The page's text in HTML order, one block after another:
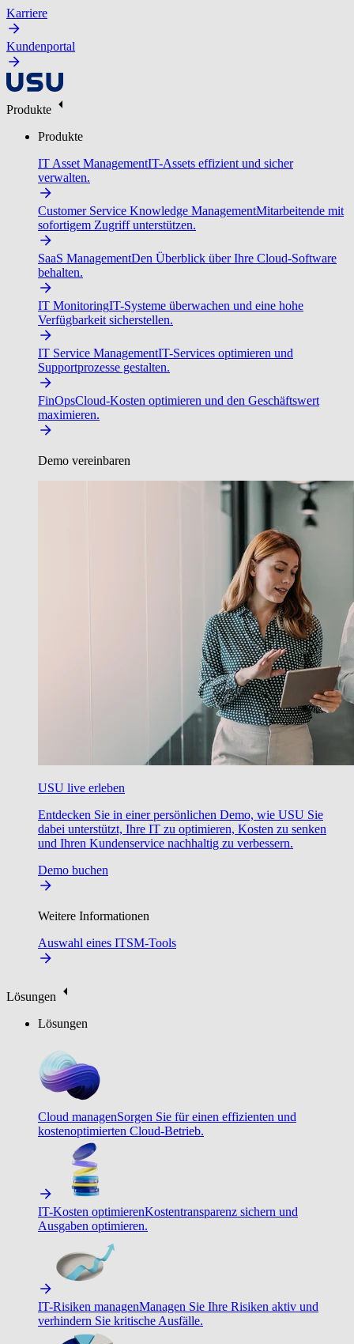
Karriere
Kundenportal
Produkte
Produkte
IT Asset ManagementIT-Assets effizient und sicher
verwalten.
Customer Service Knowledge ManagementMitarbeitende mit
sofortigem Zugriff unterstützen.
SaaS ManagementDen Überblick über Ihre Cloud-Software
behalten.
IT MonitoringIT-Systeme überwachen und eine hohe
Verfügbarkeit sicherstellen.
IT Service ManagementIT-Services optimieren und
Supportprozesse gestalten.
FinOpsCloud-Kosten optimieren und den Geschäftswert
maximieren.
Demo vereinbaren
USU live erleben
Entdecken Sie in einer persönlichen Demo, wie USU Sie
dabei unterstützt, Ihre IT zu optimieren, Kosten zu senken
und Ihren Kundenservice nachhaltig zu verbessern.
Demo buchen
Weitere Informationen
Auswahl eines ITSM-Tools
Lösungen
Lösungen
Cloud managenSorgen Sie für einen effizienten und
kostenoptimierten Cloud-Betrieb.
IT-Kosten optimierenKostentransparenz sichern und
Ausgaben optimieren.
IT-Risiken managenManagen Sie Ihre Risiken aktiv und
verhindern Sie kritische Ausfälle.